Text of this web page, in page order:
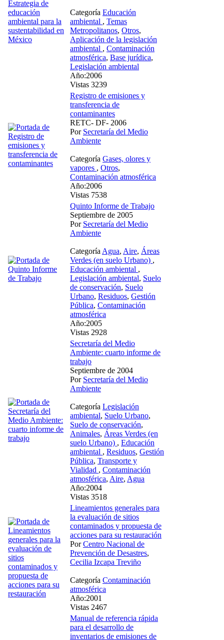
Categoría Educación
ambiental , Temas
Metropolitanos, Otros,
Aplicación de la legislación
ambiental , Contaminación
atmosférica, Base jurídica,
Legislación ambiental
Año:2006
Vistas 3239
Registro de emisiones y
transferencia de
contaminantes
RETC- DF- 2006
Por Secretaría del Medio
Ambiente
Categoría Gases, olores y
vapores , Otros,
Contaminación atmosférica
Año:2006
Vistas 7538
Quinto Informe de Trabajo
Septiembre de 2005
Por Secretaría del Medio
Ambiente
Categoría Agua, Aire, Áreas
Verdes (en suelo Urbano) ,
Educación ambiental ,
Legislación ambiental, Suelo
de conservación, Suelo
Urbano, Residuos, Gestión
Pública, Contaminación
atmosférica
Año:2005
Vistas 2928
Secretaría del Medio
Ambiente: cuarto informe de
trabajo
Septiembre de 2004
Por Secretaría del Medio
Ambiente
Categoría Legislación
ambiental, Suelo Urbano,
Suelo de conservación,
Animales, Áreas Verdes (en
suelo Urbano) , Educación
ambiental , Residuos, Gestión
Pública, Transporte y
Vialidad , Contaminación
atmosférica, Aire, Agua
Año:2004
Vistas 3518
Lineamientos generales para
la evaluación de sitios
contaminados y propuesta de
acciones para su restauración
PorCentro Nacional de
Prevención de Desastres,
Cecilia Izcapa Treviño
Categoría Contaminación
atmosférica
Año:2001
Vistas 2467
Manual de referencia rápida
para el desarrollo de
inventarios de emisiones de